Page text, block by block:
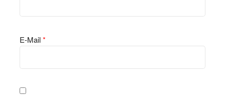
E-Mail*